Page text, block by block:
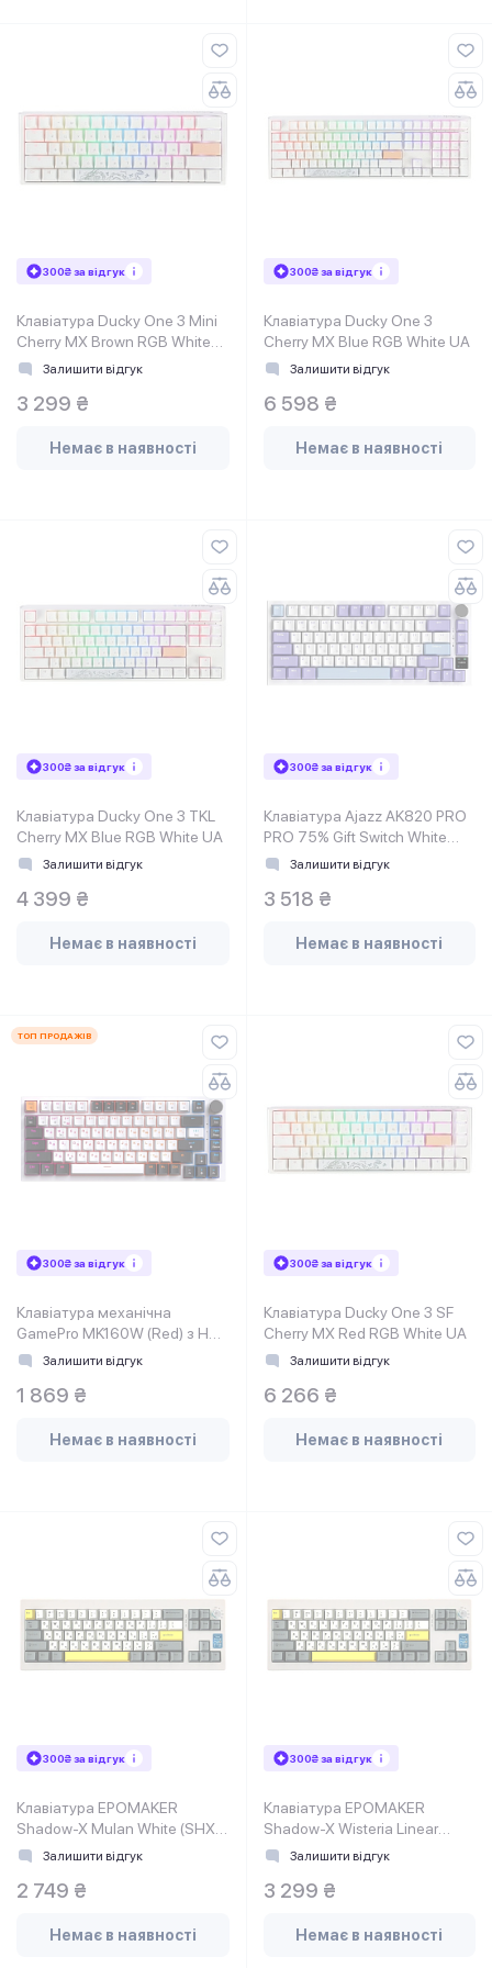
300₴ за відгук
Клавіатура Ducky One 3 Mini
Cherry MX Brown RGB White
UAAЗалишити відгук
3 299 ₴
Немає в наявності
300₴ за відгук
Клавіатура Ducky One 3
Cherry MX Blue RGB White UA
Залишити відгук
6 598 ₴
Немає в наявності
300₴ за відгук
Клавіатура Ducky One 3 TKL
Cherry MX Blue RGB White UA
Залишити відгук
4 399 ₴
Немає в наявності
300₴ за відгук
Клавіатура Ajazz AK820 PRO
PRO 75% Gift Switch White
RGB (AK820PRO-G-PWB)
Залишити відгук
3 518 ₴
Немає в наявності
ТОП ПРОДАЖІВ
300₴ за відгук
Клавіатура механічна
GamePro MK160W (Red) з Hot-
Swap RGB White
Залишити відгук
1 869 ₴
Немає в наявності
300₴ за відгук
Клавіатура Ducky One 3 SF
Cherry MX Red RGB White UA
Залишити відгук
6 266 ₴
Немає в наявності
300₴ за відгук
Клавіатура EPOMAKER
Shadow-X Mulan White (SHX-
W-M)Залишити відгук
2 749 ₴
Немає в наявності
300₴ за відгук
Клавіатура EPOMAKER
Shadow-X Wisteria Linear
White (SHX-W-WL)
Залишити відгук
3 299 ₴
Немає в наявності